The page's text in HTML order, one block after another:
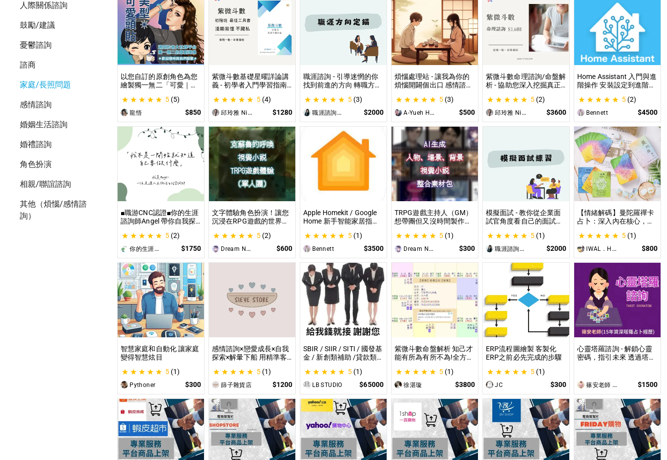
人際關係諮詢
鼓勵/建議
憂鬱諮詢
諮商
家庭/長照問題
感情諮詢
婚姻生活諮詢
婚禮諮詢
角色扮演
相親/聯誼諮詢
其他（煩惱/感情諮
詢）
以您自訂的原創角色為您
繪製獨一無二「可愛｜美
業繪師將繪製1張可自行
指定「表情」和「動作」
的理想頭貼！
5 (5)
龍悟 $850
紫微斗數基礎星曜詳論講
義 - 初學者入門學習指南
道自己的命宮？初學者自
學最佳工具書，淺顯易懂
不藏私！
5 (4)
邱玲雅 Nina $1280
職涯諮詢 - 引導迷惘的你
找到前進的方向 轉職方向
職場問題、offer選擇評估
5 (3)
職涯諮詢師 阿紫 $2000
煩惱處理站 - 讓我為你的
煩惱開闢個出口 感情諮
惱、內心的煩惱各方面都
可以談
5 (3)
A-Yueh Huang $500
紫微斗數命理諮詢/命盤解
析 - 協助您深入挖掘真正
讓我們的努力更有價值 活
出璀璨一生
5 (2)
邱玲雅 Nina $3600
Home Assistant 入門與進
階操作 安裝設定到進階自
答，打造專屬的智能家居
5 (2)
Bennett $4500
■職游CNC認證■你的生涯
諮詢師Angel 帶你自我探
索&職涯諮詢 | 🌳心理所碩
士 生涯諮詢師 Angel 為你
服務😊
5 (2)
你的生涯導航諮詢師Angel $1750
文字體驗角色扮演！讓您
沉浸在RPG遊戲的世界！
喚（單人團）！ 這是一個
為想體驗桌上型角色扮演
遊戲（TRPG）的玩家所
開設的體驗項目。
5 (2)
Dream Night Butterfly $600
Apple Homekit / Google
Home 新手智能家居指
從生態系選擇到設備挑
選，專家在線解答，輕鬆
打造理想的智慧生活
5 (1)
Bennett $3500
TRPG遊戲主持人（GM）
想帶團但又沒時間製作素
理吧！ 這是為使用
CCFOLIA的TRPG主持人
（GM）們所開設的項
目，主要是為了讓主持人
能少準備一些東西。
5 (1)
Dream Night Butterfly $300
模擬面試 - 教你從企業面
試官角度看自己的面試表
學、目標職缺討論
5 (1)
職涯諮詢師 阿紫 $2000
【情緒解碼】曼陀羅禪卡
占卜：深入內在核心，為
只占卜，更解決問題｜曼
陀羅禪卡情緒解析，打破
人生卡關循環
5 (1)
IWAL．HANI $800
智慧家庭和自動化 讓家庭
變得智慧炫目
5 (1)
Pythoner $300
感情諮詢×戀愛成長×自我
探索×解暈下船 用精準客
｜給予最真實的建議
5 (1)
篩子雜貨店 $1200
SBIR / SIIR / SITI / 國發基
金 / 新創類補助 /貸款類
SIIR / SITI / 國發基金 / 新
創類補助 /貸款類計畫等
企劃書撰寫
5 (1)
LB STUDIO $65000
紫微斗數命盤解析 知己才
能有所為有所不為!全方位
5 (1)
徐湛璇 $3800
ERP流程圖繪製 客製化
ERP之前必先完成的步驟
5 (1)
JC $300
心靈塔羅諮詢 - 解鎖心靈
密碼，指引未來 透過塔羅
揭開人生的答案與無限可
能！
篠安老師 Angel Yang $1500